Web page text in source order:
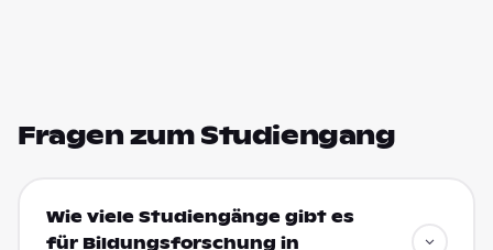
Fragen zum Studiengang
Wie viele Studiengänge gibt es
für Bildungsforschung in